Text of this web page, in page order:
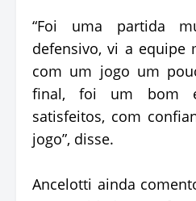
“Foi uma partida
defensivo, vi a equipe
com um jogo um
final, foi um bom
satisfeitos, com
jogo”, disse.
Ancelotti ainda